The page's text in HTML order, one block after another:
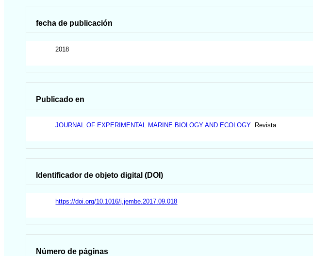
fecha de publicación
2018
Publicado en
JOURNAL OF EXPERIMENTAL MARINE BIOLOGY AND ECOLOGY Revista
Identificador de objeto digital (DOI)
https://doi.org/10.1016/j.jembe.2017.09.018
Número de páginas